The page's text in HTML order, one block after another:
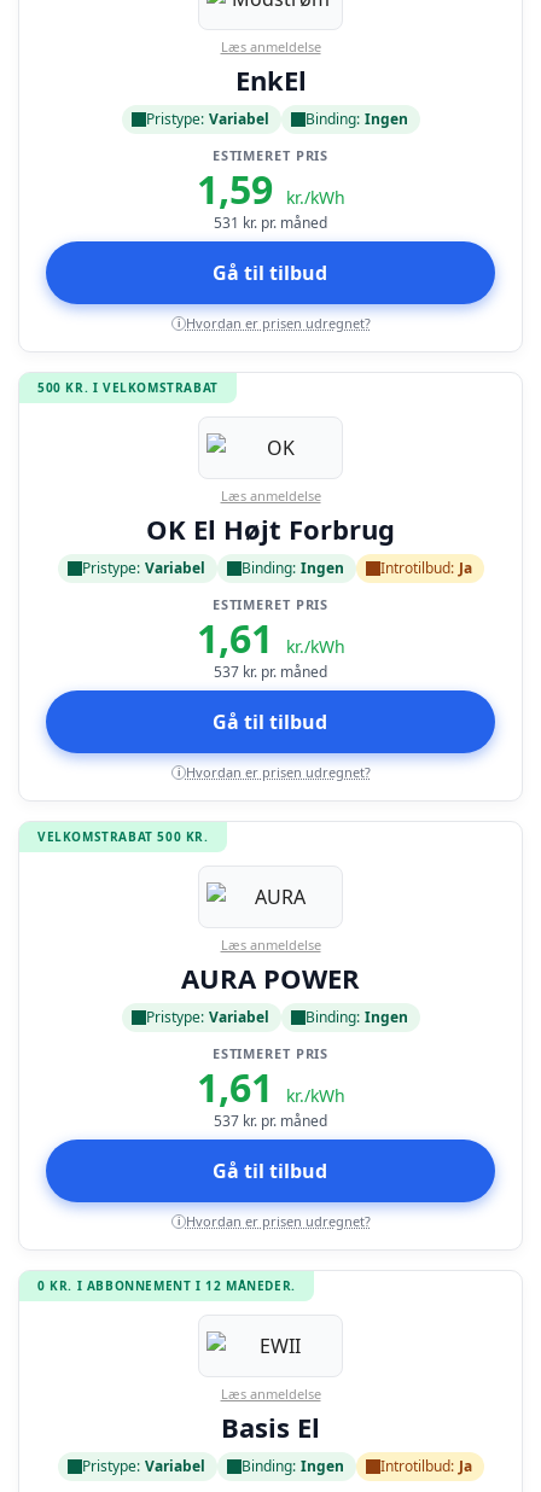
Læs anmeldelse
EnkEl
Pristype: Variabel Binding: Ingen
ESTIMERET PRIS
1,59 kr./kWh
531 kr. pr. måned
Gå til tilbud
i Hvordan er prisen udregnet?
500 KR. I VELKOMSTRABAT
Læs anmeldelse
OK El Højt Forbrug
Pristype: Variabel Binding: Ingen Introtilbud: Ja
ESTIMERET PRIS
1,61 kr./kWh
537 kr. pr. måned
Gå til tilbud
i Hvordan er prisen udregnet?
VELKOMSTRABAT 500 KR.
Læs anmeldelse
AURA POWER
Pristype: Variabel Binding: Ingen
ESTIMERET PRIS
1,61 kr./kWh
537 kr. pr. måned
Gå til tilbud
i Hvordan er prisen udregnet?
0 KR. I ABBONNEMENT I 12 MÅNEDER.
Læs anmeldelse
Basis El
Pristype: Variabel Binding: Ingen Introtilbud: Ja